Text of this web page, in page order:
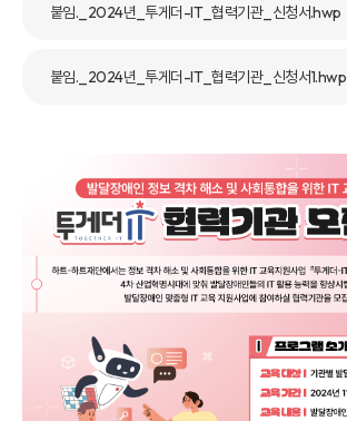
붙임._2024년_투게더-IT_협력기관_신청서.hwp
붙임._2024년_투게더-IT_협력기관_신청서1.hwp